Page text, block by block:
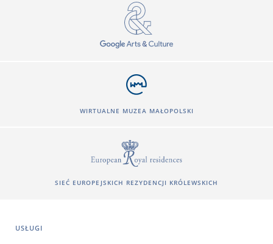
WIRTUALNE MUZEA MAŁOPOLSKI
SIEĆ EUROPEJSKICH REZYDENCJI KRÓLEWSKICH
USŁUGI